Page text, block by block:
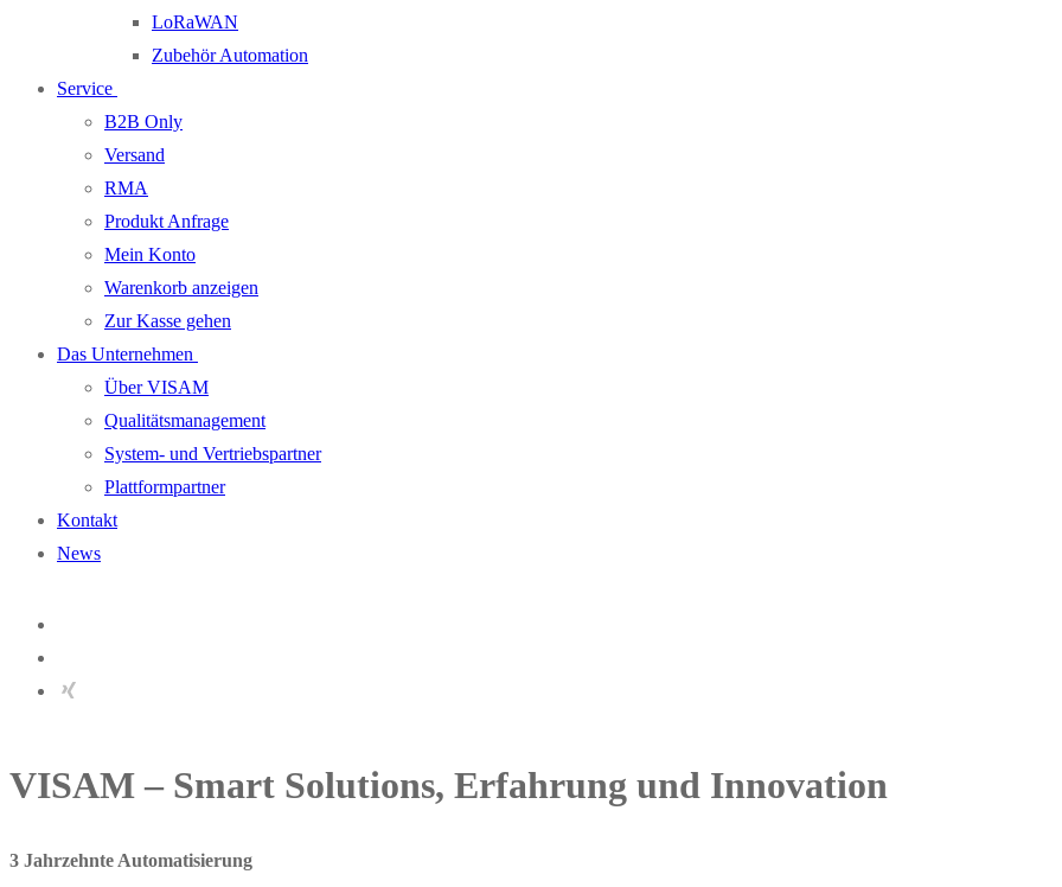
LoRaWAN
Zubehör Automation
Service
B2B Only
Versand
RMA
Produkt Anfrage
Mein Konto
Warenkorb anzeigen
Zur Kasse gehen
Das Unternehmen
Über VISAM
Qualitätsmanagement
System- und Vertriebspartner
Plattformpartner
Kontakt
News
VISAM – Smart Solutions, Erfahrung und Innovation
3 Jahrzehnte Automatisierung